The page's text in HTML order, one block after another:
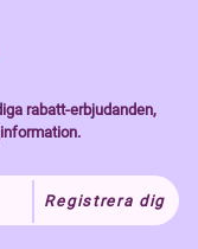
rabatt-erbjudanden,
Registrera dig